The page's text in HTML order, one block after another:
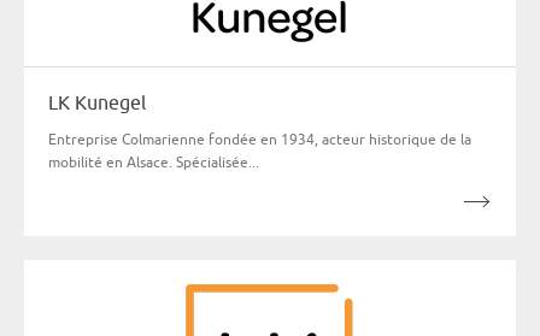
LK Kunegel
Entreprise Colmarienne fondée en 1934, acteur historique de la
mobilité en Alsace. Spécialisée...